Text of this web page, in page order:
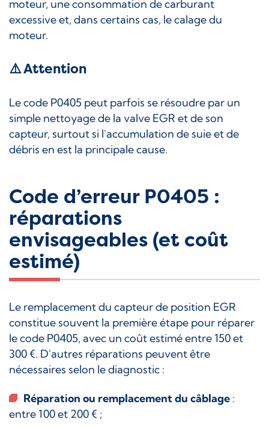
moteur, une consommation de carburant
excessive et, dans certains cas, le calage du
moteur.
⚠️ Attention
Le code P0405 peut parfois se résoudre par un
simple nettoyage de la valve EGR et de son
capteur, surtout si l'accumulation de suie et de
débris en est la principale cause.
Code d’erreur P0405 :
réparations
envisageables (et coût
estimé)
Le remplacement du capteur de position EGR
constitue souvent la première étape pour réparer
le code P0405, avec un coût estimé entre 150 et
300 €. D'autres réparations peuvent être
nécessaires selon le diagnostic :
Réparation ou remplacement du câblage :
entre 100 et 200 € ;